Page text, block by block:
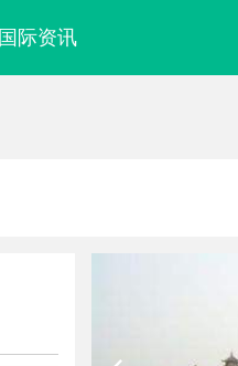
国际资讯